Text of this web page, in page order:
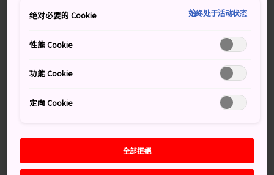
萬勿錯過
從城頂觀賞的美景
鶴之城公園的麟閣茶室
绝对必要的 Cookie 始终处于活动状态
性能 Cookie
功能 Cookie
定向 Cookie
全部拒絕